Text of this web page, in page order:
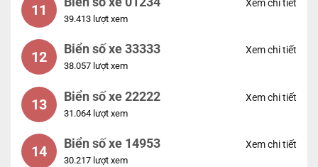
11
39.413 lượt xem
Xem chi tiết
12 Biển số xe 33333
38.057 lượt xem
Xem chi tiết
13 Biển số xe 22222
31.064 lượt xem
Xem chi tiết
14 Biển số xe 14953
30.217 lượt xem
Xem chi tiết